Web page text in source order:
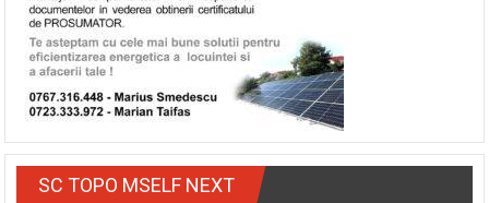
SC TOPO MSELF NEXT